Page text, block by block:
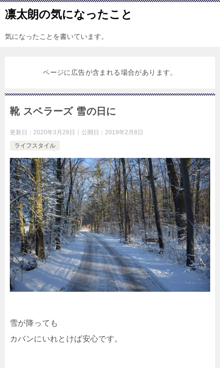
凛太朗の気になったこと
気になったことを書いています。
ページに広告が含まれる場合があります。
靴 スベラーズ 雪の日に
更新日： 2020年3月29日 公開日： 2019年2月8日
ライフスタイル
雪が降っても
カバンにいれとけば安心です。